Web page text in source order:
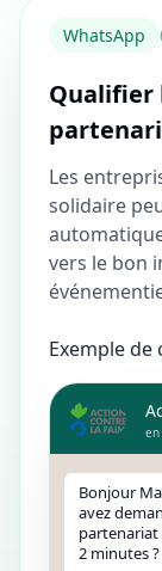
WhatsApp
Qualifier
Les
solidaire
vers le bon
Exemple de
Bonjour
avez
partenariat
2 minutes ?